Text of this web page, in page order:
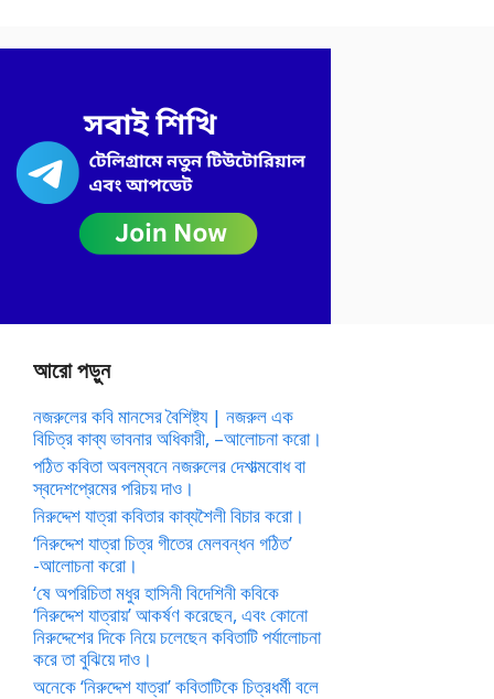
আরো পড়ুন
নজরুলের কবি মানসের বৈশিষ্ট্য | নজরুল এক
বিচিত্র কাব্য ভাবনার অধিকারী, –আলোচনা করো।
পঠিত কবিতা অবলম্বনে নজরুলের দেশাত্মবোধ বা
স্বদেশপ্রেমের পরিচয় দাও।
নিরুদ্দেশ যাত্রা কবিতার কাব্যশৈলী বিচার করো।
‘নিরুদ্দেশ যাত্রা চিত্র গীতের মেলবন্ধন গঠিত’
-আলোচনা করো।
‘ষে অপরিচিতা মধুর হাসিনী বিদেশিনী কবিকে
‘নিরুদ্দেশ যাত্রায়’ আকর্ষণ করেছেন, এবং কোনো
নিরুদ্দেশের দিকে নিয়ে চলেছেন কবিতাটি পর্যালোচনা
করে তা বুঝিয়ে দাও।
অনেকে ‘নিরুদ্দেশ যাত্রা’ কবিতাটিকে চিত্রধর্মী বলে